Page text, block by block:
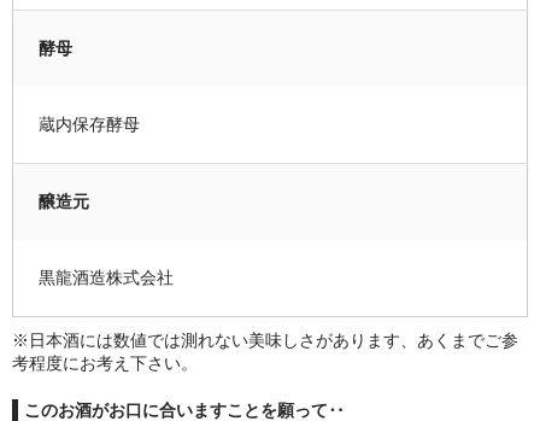
酵母
蔵内保存酵母
醸造元
黒龍酒造株式会社
※日本酒には数値では測れない美味しさがあります、あくまでご参
考程度にお考え下さい。
このお酒がお口に合いますことを願って‥